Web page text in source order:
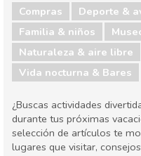
Compras
Deporte &
Familia & niños
Naturaleza & aire libre
Vida nocturna & Bares
¿Buscas actividades
durante tus próximas
selección de artículos te
lugares que visitar,